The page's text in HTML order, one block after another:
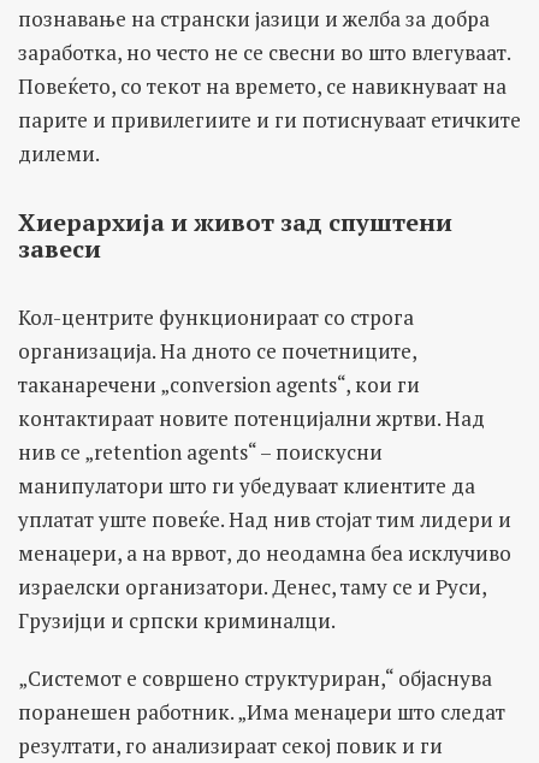
познавање на странски јазици и желба за добра
заработка, но често не се свесни во што влегуваат.
Повеќето, со текот на времето, се навикнуваат на
парите и привилегиите и ги потиснуваат етичките
дилеми.
Хиерархија и живот зад спуштени
завеси
Кол-центрите функционираат со строга
организација. На дното се почетниците,
таканаречени „conversion agents“, кои ги
контактираат новите потенцијални жртви. Над
нив се „retention agents“ – поискусни
манипулатори што ги убедуваат клиентите да
уплатат уште повеќе. Над нив стојат тим лидери и
менаџери, а на врвот, до неодамна беа исклучиво
израелски организатори. Денес, таму се и Руси,
Грузијци и српски криминалци.
„Системот е совршено структуриран,“ објаснува
поранешен работник. „Има менаџери што следат
резултати, го анализираат секој повик и ги